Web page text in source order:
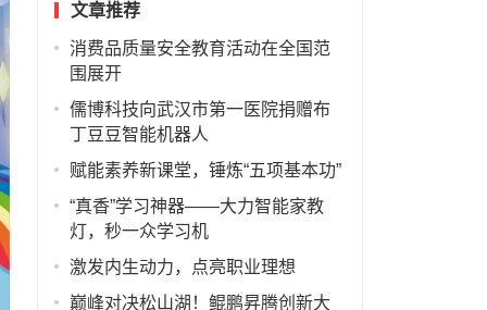
文章推荐
消费品质量安全教育活动在全国范
围展开
儒博科技向武汉市第一医院捐赠布
丁豆豆智能机器人
赋能素养新课堂，锤炼“五项基本功”
“真香”学习神器——大力智能家教
灯，秒一众学习机
激发内生动力，点亮职业理想
巅峰对决松山湖！鲲鹏昇腾创新大